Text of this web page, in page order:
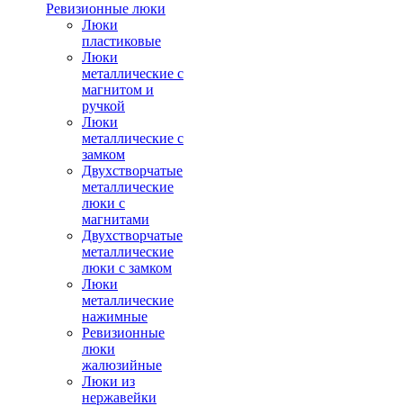
Ревизионные люки
Люки
пластиковые
Люки
металлические с
магнитом и
ручкой
Люки
металлические с
замком
Двухстворчатые
металлические
люки с
магнитами
Двухстворчатые
металлические
люки с замком
Люки
металлические
нажимные
Ревизионные
люки
жалюзийные
Люки из
нержавейки